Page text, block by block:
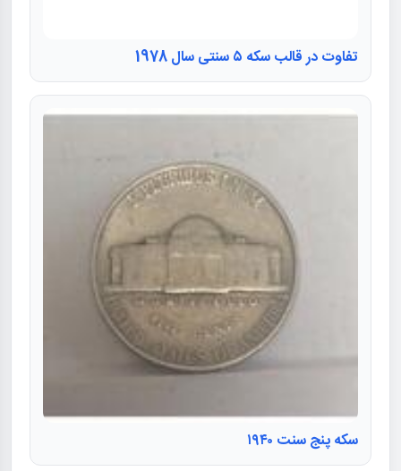
تفاوت در قالب سکه ۵ سنتی سال 1978
سکه پنج سنت ۱۹۴۰